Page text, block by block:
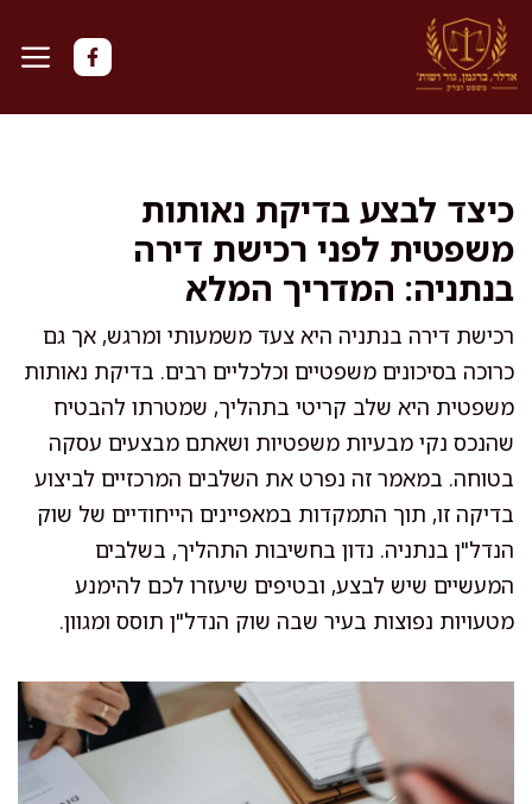
לדלג
לתוכן
כיצד לבצע בדיקת נאותות
משפטית לפני רכישת דירה
בנתניה: המדריך המלא
רכישת דירה בנתניה היא צעד משמעותי ומרגש, אך גם
כרוכה בסיכונים משפטיים וכלכליים רבים. בדיקת נאותות
משפטית היא שלב קריטי בתהליך, שמטרתו להבטיח
שהנכס נקי מבעיות משפטיות ושאתם מבצעים עסקה
בטוחה. במאמר זה נפרט את השלבים המרכזיים לביצוע
בדיקה זו, תוך התמקדות במאפיינים הייחודיים של שוק
הנדל"ן בנתניה. נדון בחשיבות התהליך, בשלבים
המעשיים שיש לבצע, ובטיפים שיעזרו לכם להימנע
מטעויות נפוצות בעיר שבה שוק הנדל"ן תוסס ומגוון.